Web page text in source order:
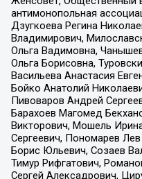
антимонопольная
Дзугкоева Регина
Владимирович,
Ольга Вадимовна,
Ольга Борисовна,
Васильева Анастасия
Бойко Анатолий
Пивоваров Андрей
Барахоев Магомед
Викторович, Мошель
Сергеевич, Пономарев
Борис Юльевич, Созаев
Тимур Рифгатович,
Сергей Алексадрович,